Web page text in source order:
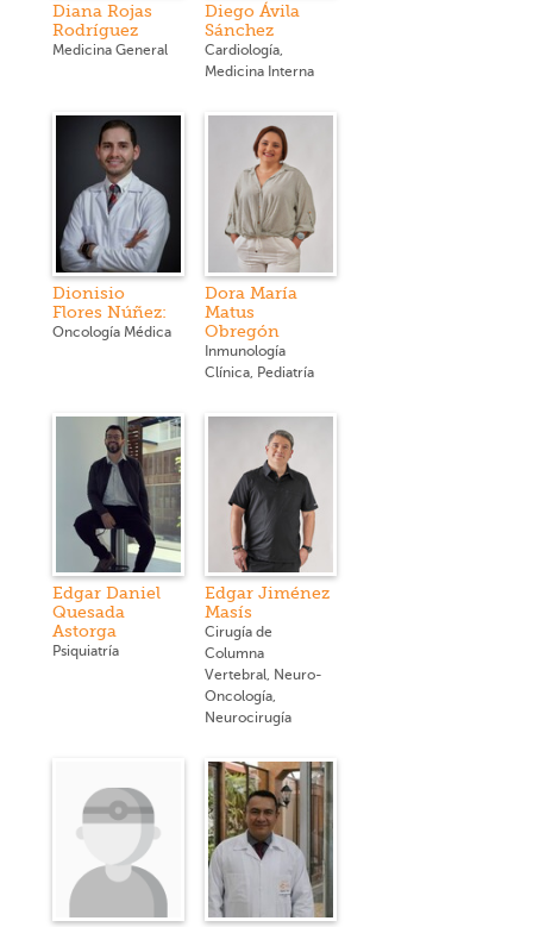
Diana Rojas
Rodríguez
Medicina General
Diego Ávila
Sánchez
Cardiología,
Medicina Interna
Dionisio
Flores Núñez:
Oncología Médica
Dora María
Matus
Obregón
Inmunología
Clínica, Pediatría
Edgar Daniel
Quesada
Astorga
Psiquiatría
Edgar Jiménez
Masís
Cirugía de
Columna
Vertebral, Neuro-
Oncología,
Neurocirugía